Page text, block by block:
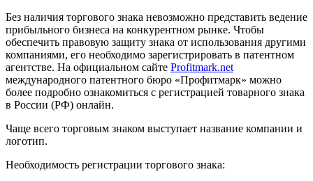
Без наличия торгового знака невозможно представить ведение
прибыльного бизнеса на конкурентном рынке. Чтобы
обеспечить правовую защиту знака от использования другими
компаниями, его необходимо зарегистрировать в патентном
агентстве. На официальном сайте Profitmark.net
международного патентного бюро «Профитмарк» можно
более подробно ознакомиться с регистрацией товарного знака
в России (РФ) онлайн.
Чаще всего торговым знаком выступает название компании и
логотип.
Необходимость регистрации торгового знака: